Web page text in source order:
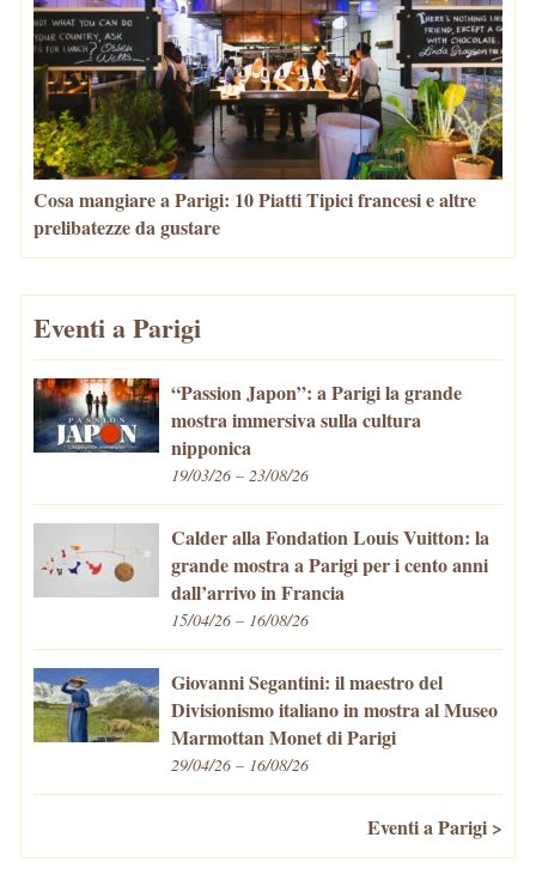
Cosa mangiare a Parigi: 10 Piatti Tipici francesi e altre
prelibatezze da gustare
Eventi a Parigi
“Passion Japon”: a Parigi la grande
mostra immersiva sulla cultura
nipponica
19/03/26 – 23/08/26
Calder alla Fondation Louis Vuitton: la
grande mostra a Parigi per i cento anni
dall’arrivo in Francia
15/04/26 – 16/08/26
Giovanni Segantini: il maestro del
Divisionismo italiano in mostra al Museo
Marmottan Monet di Parigi
29/04/26 – 16/08/26
Eventi a Parigi >